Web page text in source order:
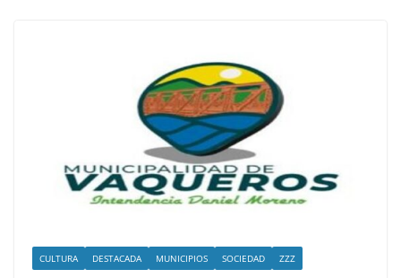
CULTURA DESTACADA MUNICIPIOS SOCIEDAD ZZZ